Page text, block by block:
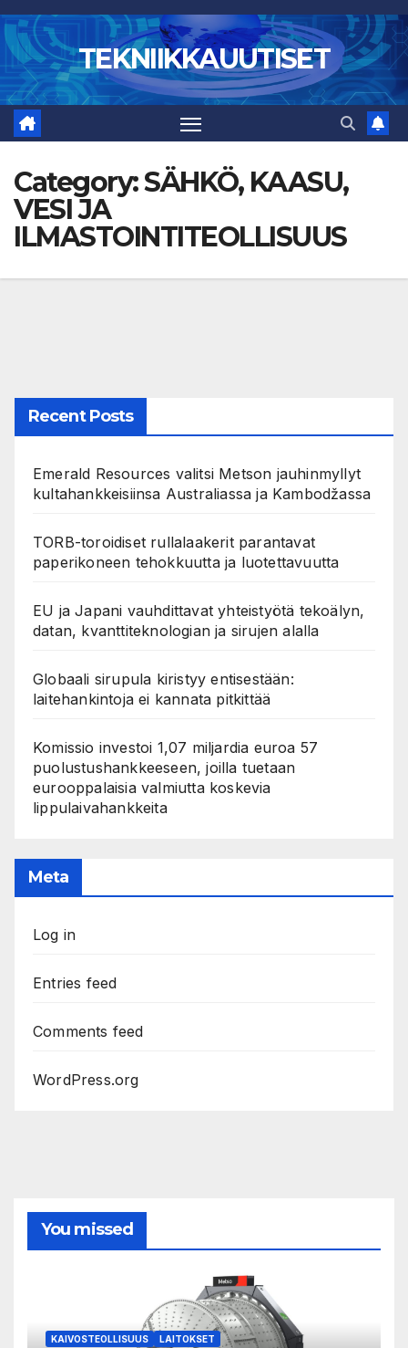
Skip
to
content
TEKNIIKKAUUTISET
Category:SÄHKÖ, KAASU,
VESI JA
ILMASTOINTITEOLLISUUS
Recent Posts
Emerald Resources valitsi Metson jauhinmyllyt
kultahankkeisiinsa Australiassa ja Kambodžassa
TORB-toroidiset rullalaakerit parantavat
paperikoneen tehokkuutta ja luotettavuutta
EU ja Japani vauhdittavat yhteistyötä tekoälyn,
datan, kvanttiteknologian ja sirujen alalla
Globaali sirupula kiristyy entisestään:
laitehankintoja ei kannata pitkittää
Komissio investoi 1,07 miljardia euroa 57
puolustushankkeeseen, joilla tuetaan
eurooppalaisia valmiutta koskevia
lippulaivahankkeita
Meta
Log in
Entries feed
Comments feed
WordPress.org
You missed
KAIVOSTEOLLISUUS LAITOKSET